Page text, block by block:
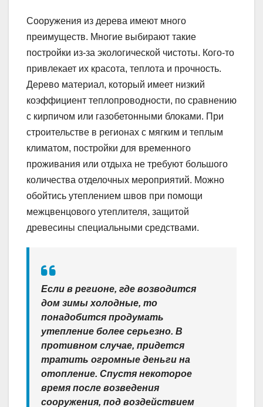
Сооружения из дерева имеют много
преимуществ. Многие выбирают такие
постройки из-за экологической чистоты. Кого-то
привлекает их красота, теплота и прочность.
Дерево материал, который имеет низкий
коэффициент теплопроводности, по сравнению
с кирпичом или газобетонными блоками. При
строительстве в регионах с мягким и теплым
климатом, постройки для временного
проживания или отдыха не требуют большого
количества отделочных мероприятий. Можно
обойтись утеплением швов при помощи
межцвенцового утеплителя, защитой
древесины специальными средствами.
Если в регионе, где возводится
дом зимы холодные, то
понадобится продумать
утепление более серьезно. В
противном случае, придется
тратить огромные деньги на
отопление. Спустя некоторое
время после возведения
сооружения, под воздействием